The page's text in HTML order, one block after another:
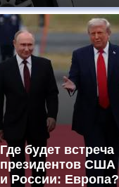
Где будет встреча
президентов США
и России: Европа?